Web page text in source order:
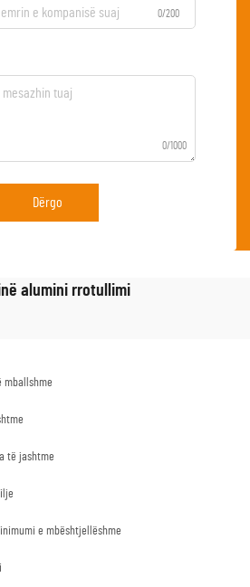
0/200
0/1000
Dërgo
alumini rrotullimi
mballshme
të jashtme
e mbështjellëshme